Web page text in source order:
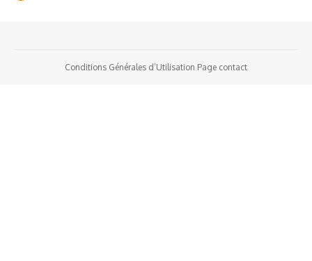
Conditions Générales d’Utilisation Page contact